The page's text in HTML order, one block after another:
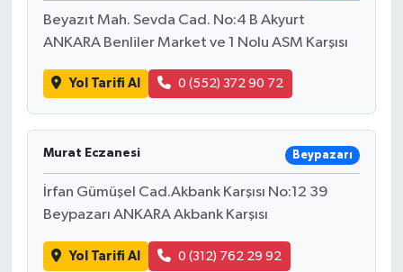
Beyazıt Mah. Sevda Cad. No:4 B Akyurt
ANKARA Benliler Market ve 1 Nolu ASM Karşısı
Yol Tarifi Al 0 (552) 372 90 72
Murat Eczanesi Beypazarı
İrfan Gümüşel Cad.Akbank Karşısı No:12 39
Beypazarı ANKARA Akbank Karşısı
Yol Tarifi Al 0 (312) 762 29 92